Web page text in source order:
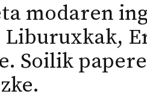
modaren
Soilik